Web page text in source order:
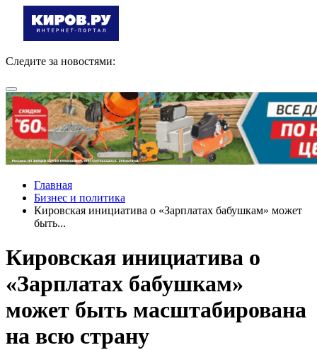
Следите за новостями:
Главная
Бизнес и политика
Кировская инициатива о «Зарплатах бабушкам» может
быть...
Кировская инициатива о
«Зарплатах бабушкам»
может быть масштабирована
на всю страну